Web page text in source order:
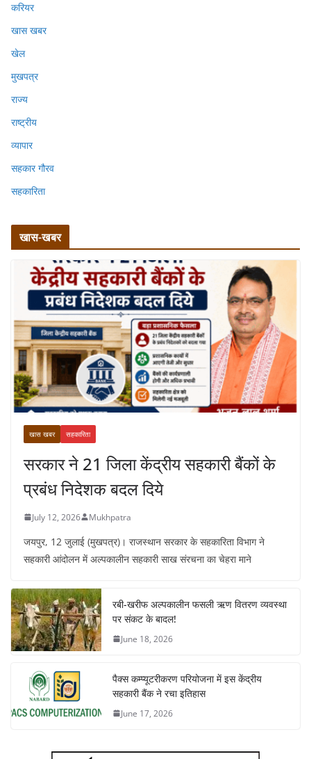
करियर
खास खबर
खेल
मुखपत्र
राज्य
राष्ट्रीय
व्यापार
सहकार गौरव
सहकारिता
खास-खबर
खास खबर सहकारिता
सरकार ने 21 जिला केंद्रीय सहकारी बैंकों के
प्रबंध निदेशक बदल दिये
July 12, 2026 Mukhpatra
जयपुर, 12 जुलाई (मुखपत्र)। राजस्थान सरकार के सहकारिता विभाग ने
सहकारी आंदोलन में अल्पकालीन सहकारी साख संरचना का चेहरा माने
रबी-खरीफ अल्पकालीन फसली ऋण वितरण व्यवस्था
पर संकट के बादल!
June 18, 2026
पैक्स कम्प्यूटरीकरण परियोजना में इस केंद्रीय
सहकारी बैंक ने रचा इतिहास
June 17, 2026